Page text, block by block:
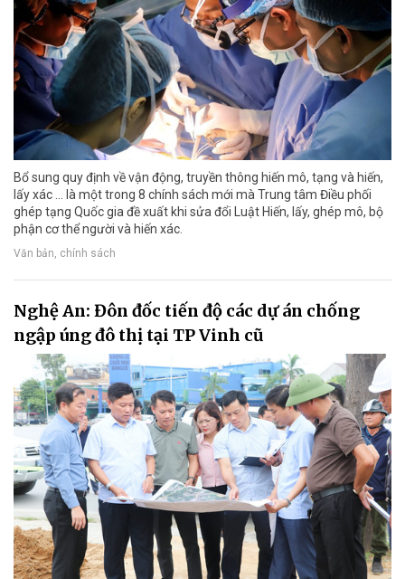
Bổ sung quy định về vận động, truyền thông hiến mô, tạng và hiến,
lấy xác ... là một trong 8 chính sách mới mà Trung tâm Điều phối
ghép tạng Quốc gia đề xuất khi sửa đổi Luật Hiến, lấy, ghép mô, bộ
phận cơ thể người và hiến xác.
Văn bản, chính sách
Nghệ An: Đôn đốc tiến độ các dự án chống
ngập úng đô thị tại TP Vinh cũ